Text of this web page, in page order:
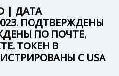
| ДАТА
ПОДТВЕРЖДЕНЫ
ПО ПОЧТЕ,
ТОКЕН В
С USA